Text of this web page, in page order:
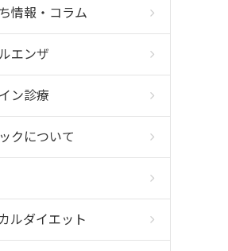
情報・コラム
エンザ
ン診療
クについて
ルダイエット